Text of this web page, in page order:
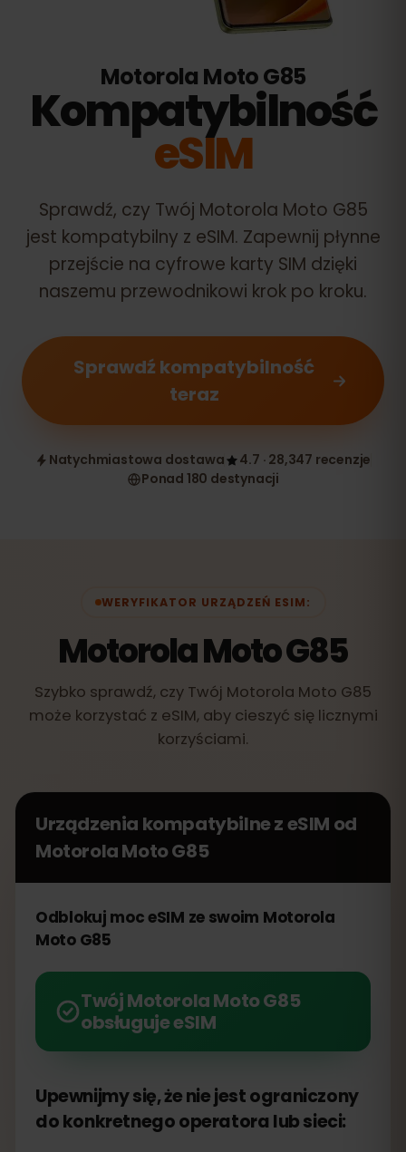
Motorola Moto G85
Kompatybilność
eSIM
Sprawdź, czy Twój Motorola Moto G85
jest kompatybilny z eSIM. Zapewnij płynne
przejście na cyfrowe karty SIM dzięki
naszemu przewodnikowi krok po kroku.
Sprawdź kompatybilność
teraz
Natychmiastowa dostawa
4.7 · 28,347 recenzje
Ponad 180 destynacji
WERYFIKATOR URZĄDZEŃ ESIM:
Motorola Moto G85
Szybko sprawdź, czy Twój Motorola Moto G85
może korzystać z eSIM, aby cieszyć się licznymi
korzyściami.
Urządzenia kompatybilne z eSIM od
Motorola Moto G85
Odblokuj moc eSIM ze swoim Motorola
Moto G85
Twój Motorola Moto G85
obsługuje eSIM
Upewnijmy się, że nie jest ograniczony
do konkretnego operatora lub sieci: